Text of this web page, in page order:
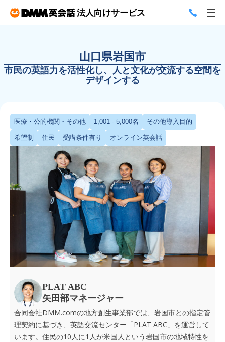
法人向けサービス
山口県岩国市
市民の英語力を活性化し、人と文化が交流する空間を
デザインする
医療・公的機関・その他 1,001 - 5,000名 その他導入目的
希望制 住民 受講条件有り オンライン英会話
PLAT ABC
矢田部マネージャー
合同会社DMM.comの地方創生事業部では、岩国市との指定管
理契約に基づき、英語交流センター「PLAT ABC 」を運営して
います。住民の10 人に1 人が米国人という岩国市の地域特性を